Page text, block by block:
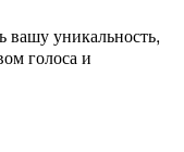
вашу уникальность,
голоса и